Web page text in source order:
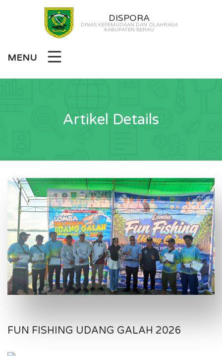
DISPORA
DINAS KEPEMUDAAN DAN OLAHRAGA
KABUPATEN BERAU
MENU
Artikel Details
FUN FISHING UDANG GALAH 2026